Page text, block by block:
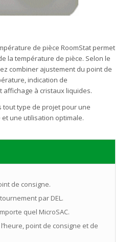
de pièce RoomStat permet
la température de pièce. Selon le
combiner ajustement du point de
indication de
affichage à cristaux liquides.
tout type de projet pour une
une utilisation optimale.
de consigne.
par DEL.
quel MicroSAC.
point de consigne et de